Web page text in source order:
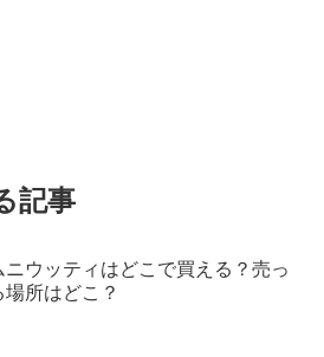
記事
ニウッティはどこで買える？売っ
場所はどこ？